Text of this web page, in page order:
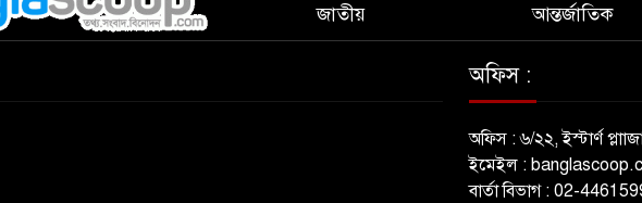
জাতীয়
আন্তর্জাতিক
অফিস :
অফিস : ৬/২২, ইস্টার্ণ
ইমেইল :
বার্তা বিভাগ : 02-